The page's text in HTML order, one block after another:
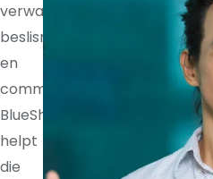
verwachtingen,
beslisrechten
en
communicatieritmes.
BlueShores
helpt
die